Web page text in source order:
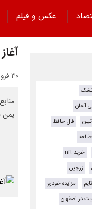
عکس و فیلم
۳۰ فروردین ۱۴۰۴ - ۲۳:۱۷
یمن
آلمان
فال حافظ
خرید nft
زرچین
مزایده خودرو
در اصفهان